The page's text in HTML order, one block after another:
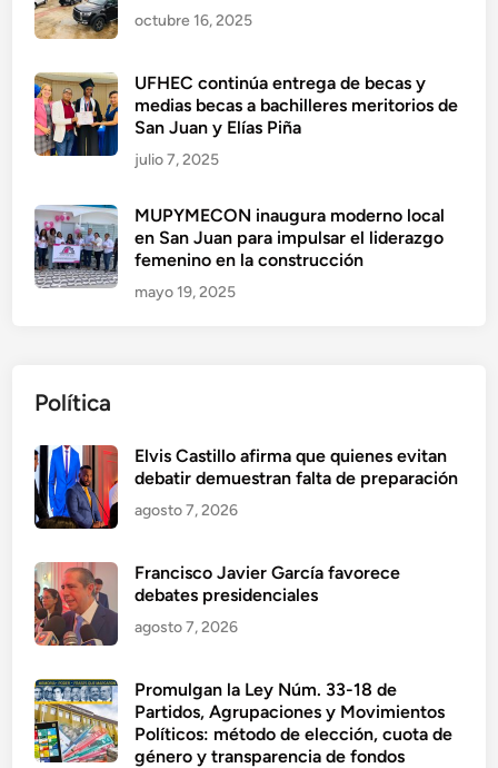
octubre 16, 2025
UFHEC continúa entrega de becas y
medias becas a bachilleres meritorios de
San Juan y Elías Piña
julio 7, 2025
MUPYMECON inaugura moderno local
en San Juan para impulsar el liderazgo
femenino en la construcción
mayo 19, 2025
Política
Elvis Castillo afirma que quienes evitan
debatir demuestran falta de preparación
agosto 7, 2026
Francisco Javier García favorece
debates presidenciales
agosto 7, 2026
Promulgan la Ley Núm. 33-18 de
Partidos, Agrupaciones y Movimientos
Políticos: método de elección, cuota de
género y transparencia de fondos